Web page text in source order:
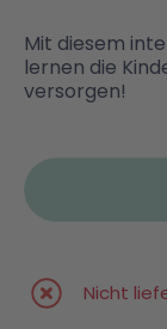
Mit diesem
lernen die
versorgen!
Nicht